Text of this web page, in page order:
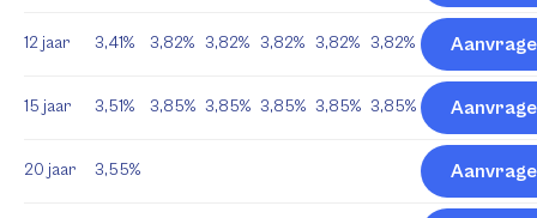
12 jaar 3,41% 3,82% 3,82% 3,82% 3,82% 3,82%
15 jaar 3,51% 3,85% 3,85% 3,85% 3,85% 3,85%
20 jaar 3,55%